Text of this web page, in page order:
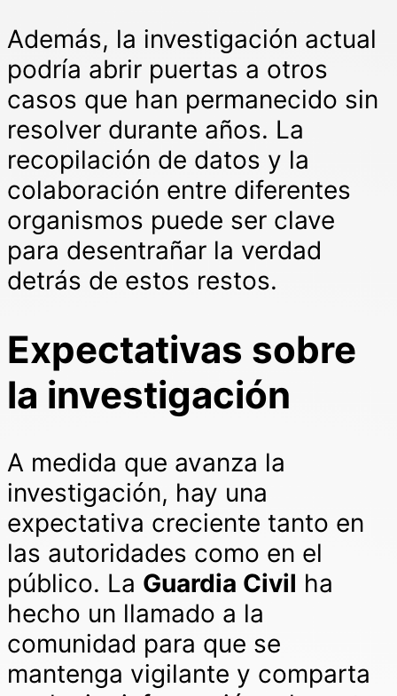
Además, la investigación actual
podría abrir puertas a otros
casos que han permanecido sin
resolver durante años. La
recopilación de datos y la
colaboración entre diferentes
organismos puede ser clave
para desentrañar la verdad
detrás de estos restos.
Expectativas sobre
la investigación
A medida que avanza la
investigación, hay una
expectativa creciente tanto en
las autoridades como en el
público. La Guardia Civil ha
hecho un llamado a la
comunidad para que se
mantenga vigilante y comparta